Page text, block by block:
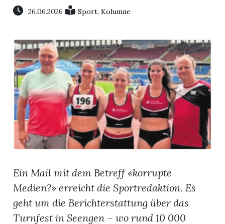
Veranstaltungen
Stellen
E-
Paper
Newsletter
App
Bremgarten
26.06.2026 Sport,Kolumne
Ein Mail mit dem Betreff «korrupte
Medien?» erreicht die Sportredaktion. Es
geht um die Berichterstattung über das
Turnfest in Seengen – wo rund 10 000